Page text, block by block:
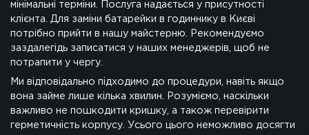
мінімальні терміни. Послуга надається у присутності
клієнта. Для заміни батарейки в годиннику в Києві
потрібно прийти в нашу майстерню. Рекомендуємо
заздалегідь записатися у наших менеджерів, щоб не
потрапити у чергу.
Ми відповідально підходимо до процедури, навіть якщо
вона займе лише кілька хвилин. Розуміємо, наскільки
важливо не пошкодити кришку, а також перевірити
герметичність корпусу. Усього цього неможливо досягти